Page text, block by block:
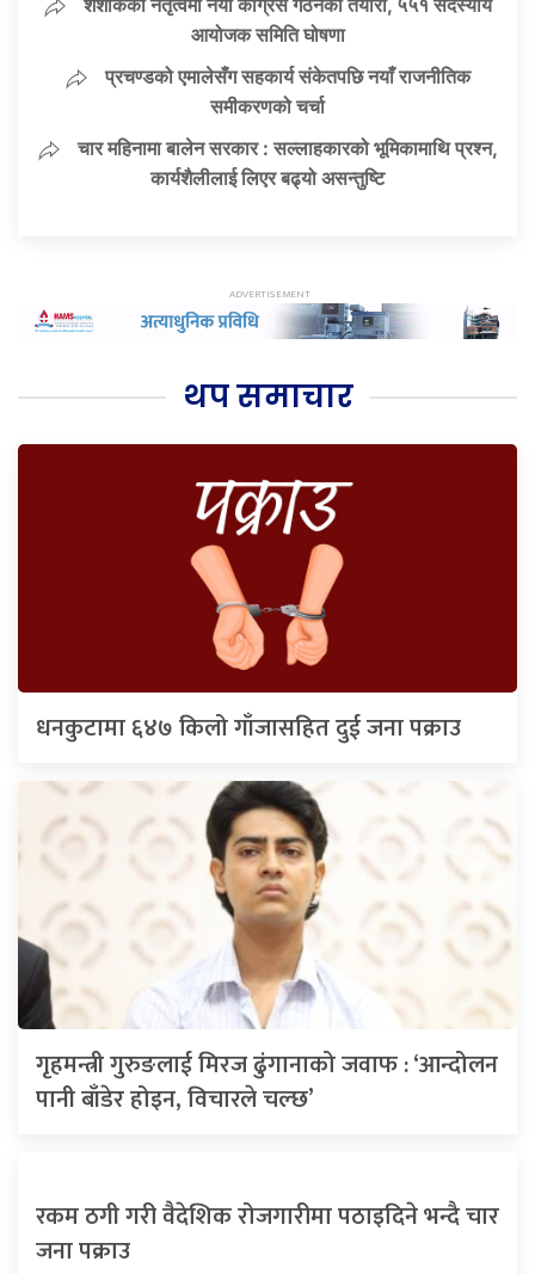
आयोजक समिति घोषणा
प्रचण्डको एमालेसँग सहकार्य संकेतपछि नयाँ राजनीतिक
समीकरणको चर्चा
चार महिनामा बालेन सरकार : सल्लाहकारको भूमिकामाथि प्रश्न,
कार्यशैलीलाई लिएर बढ्यो असन्तुष्टि
थप समाचार
धनकुटामा ६४७ किलो गाँजासहित दुई जना पक्राउ
गृहमन्त्री गुरुङलाई मिरज ढुंगानाको जवाफ : ‘आन्दोलन
पानी बाँडेर होइन, विचारले चल्छ’
रकम ठगी गरी वैदेशिक रोजगारीमा पठाइदिने भन्दै चार
जना पक्राउ